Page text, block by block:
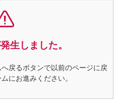
生しました。
戻るボタンで以前のページに戻
にお進みください。